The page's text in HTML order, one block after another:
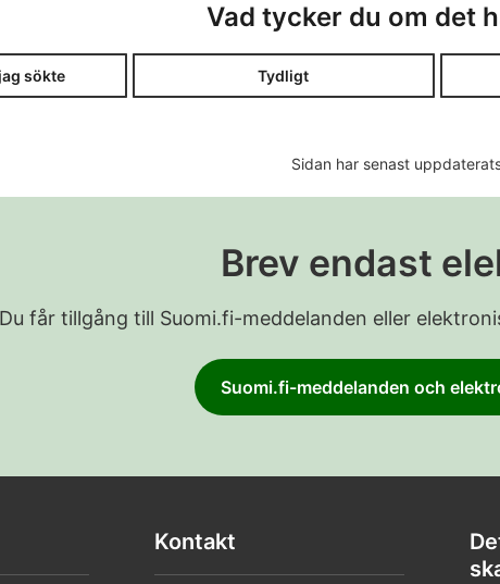
Vad tycker du om det
sökte Tydligt
Sidan har senast
Brev endast
Du får tillgång till Suomi.fi-meddelanden eller
Suomi.fi-meddelanden och
Kontakt